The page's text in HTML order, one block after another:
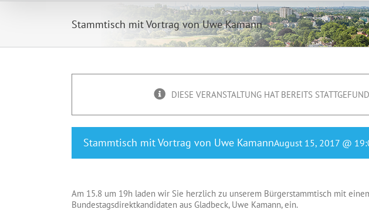
Stammtisch mit Vortrag von Uwe Kamann
DIESE VERANSTALTUNG HAT BEREITS
Stammtisch mit Vortrag von Uwe KamannAugust 15, 2017 @
Am 15.8 um 19h laden wir Sie herzlich zu unserem Bürgerstammtisch mit
Bundestagsdirektkandidaten aus Gladbeck, Uwe Kamann, ein.